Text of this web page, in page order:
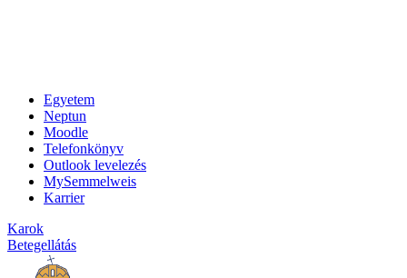
Egyetem
Neptun
Moodle
Telefonkönyv
Outlook levelezés
MySemmelweis
Karrier
Karok
Betegellátás